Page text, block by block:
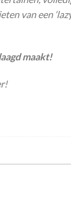
van een
maakt!